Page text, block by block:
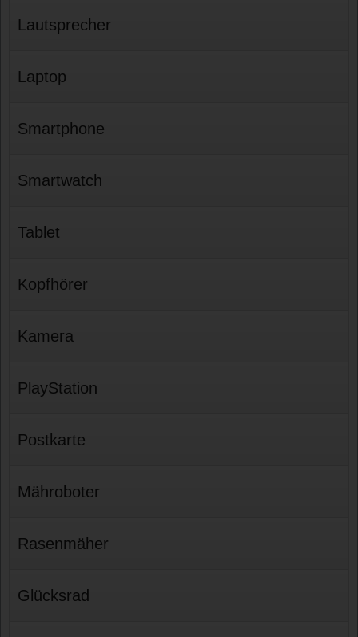
Lautsprecher
Laptop
Smartphone
Smartwatch
Tablet
Kopfhörer
Kamera
PlayStation
Postkarte
Mähroboter
Rasenmäher
Glücksrad